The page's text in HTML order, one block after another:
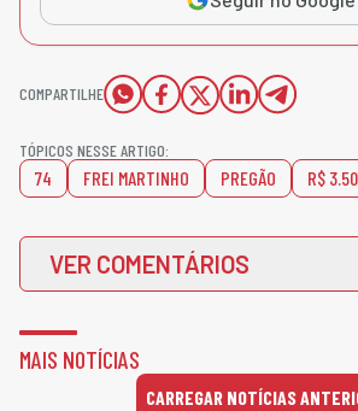
COMPARTILHE
TÓPICOS NESSE ARTIGO:
74 FREI MARTINHO PREGÃO R$
VER COMENTÁRIOS
MAIS NOTÍCIAS
CARREGAR NOTÍCIAS